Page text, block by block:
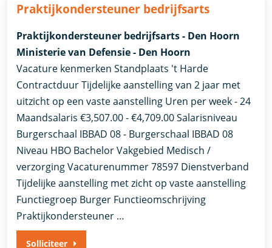
Praktijkondersteuner bedrijfsarts
Praktijkondersteuner bedrijfsarts - Den Hoorn
Ministerie van Defensie - Den Hoorn
Vacature kenmerken Standplaats 't Harde
Contractduur Tijdelijke aanstelling van 2 jaar met
uitzicht op een vaste aanstelling Uren per week - 24
Maandsalaris €3,507.00 - €4,709.00 Salarisniveau
Burgerschaal IBBAD 08 - Burgerschaal IBBAD 08
Niveau HBO Bachelor Vakgebied Medisch /
verzorging Vacaturenummer 78597 Dienstverband
Tijdelijke aanstelling met zicht op vaste aanstelling​​
Functiegroep Burger​ Functieomschrijving
Praktijkondersteuner …
Solliciteer